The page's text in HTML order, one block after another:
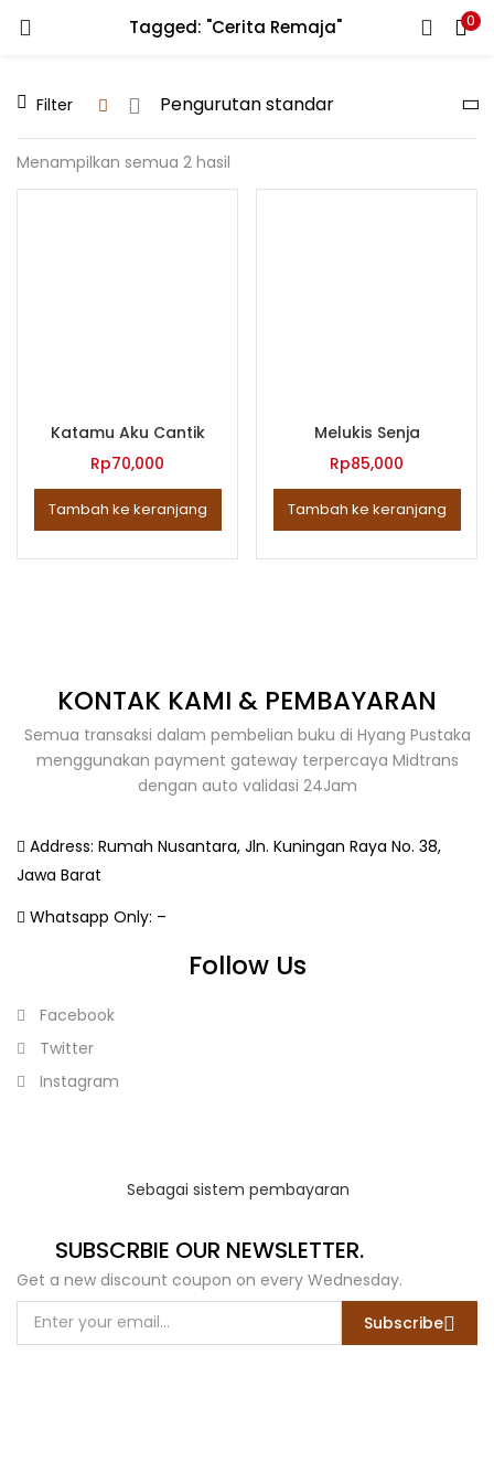
Tagged: "Cerita Remaja" 0
LOGIN REGISTER
Enter your username and password to login.
Filter
Menampilkan semua 2 hasil
Katamu Aku Cantik
Rp70,000
Tambah ke keranjang
Melukis Senja
Rp85,000
Tambah ke keranjang
KONTAK KAMI & PEMBAYARAN
Semua transaksi dalam pembelian buku di Hyang Pustaka
menggunakan payment gateway terpercaya Midtrans
dengan auto validasi 24Jam
Address: Rumah Nusantara, Jln. Kuningan Raya No. 38,
Jawa Barat
Whatsapp Only: –
Follow Us
Facebook
Twitter
Instagram
Sebagai sistem pembayaran
SUBSCRBIE OUR NEWSLETTER.
Get a new discount coupon on every Wednesday.
Subscribe